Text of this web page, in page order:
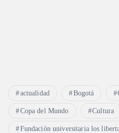
actualidad Bogotá
Copa del Mundo Cultura
Fundación universitaria los